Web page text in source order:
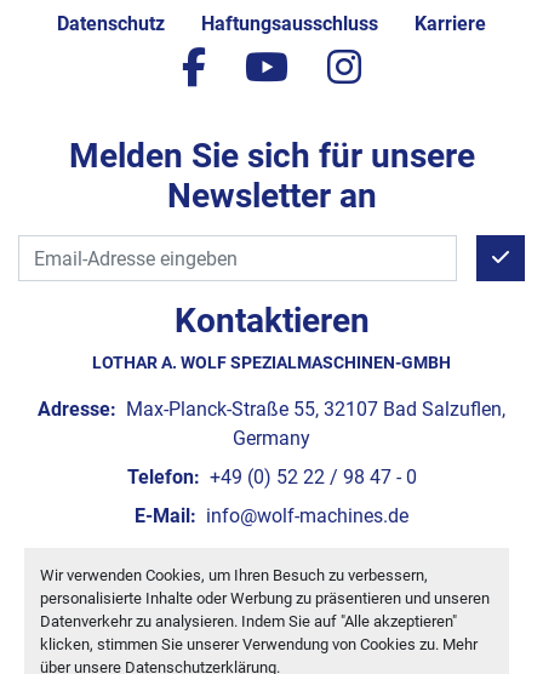
Wir verwenden Cookies, um Ihren Besuch zu verbessern,
personalisierte Inhalte oder Werbung zu präsentieren und unseren
Datenverkehr zu analysieren. Indem Sie auf "Alle akzeptieren"
klicken, stimmen Sie unserer Verwendung von Cookies zu. Mehr
über unsere Datenschutzerklärung.
Datenschutz Haftungsausschluss Karriere
Kontaktieren
LOTHAR A. WOLF SPEZIALMASCHINEN-GMBH
Adresse: Max-Planck-Straße 55, 32107 Bad Salzuflen,
Germany
Telefon: +49 (0) 52 22 / 98 47 - 0
E-Mail: info@wolf-machines.de
Cookie-Einstellungen
Machinio System-Website vonMachinio
facebook
youtubeinstagram
Melden Sie sich für unsere
Newsletter an